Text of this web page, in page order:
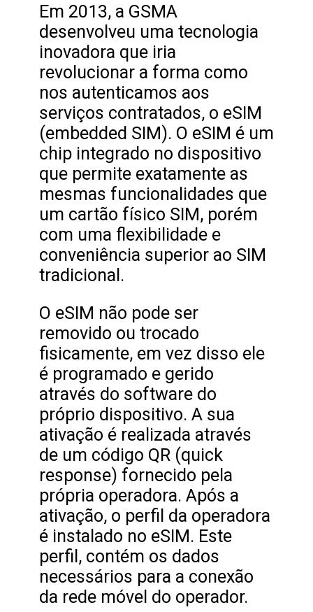
Em 2013, a GSMA
desenvolveu uma tecnologia
inovadora que iria
revolucionar a forma como
nos autenticamos aos
serviços contratados, o eSIM
(embedded SIM). O eSIM é um
chip integrado no dispositivo
que permite exatamente as
mesmas funcionalidades que
um cartão físico SIM, porém
com uma flexibilidade e
conveniência superior ao SIM
tradicional.
O eSIM não pode ser
removido ou trocado
fisicamente, em vez disso ele
é programado e gerido
através do software do
próprio dispositivo. A sua
ativação é realizada através
de um código QR (quick
response) fornecido pela
própria operadora. Após a
ativação, o perfil da operadora
é instalado no eSIM. Este
perfil, contém os dados
necessários para a conexão
da rede móvel do operador.